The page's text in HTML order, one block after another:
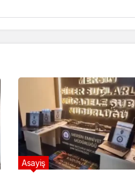
Asayiş